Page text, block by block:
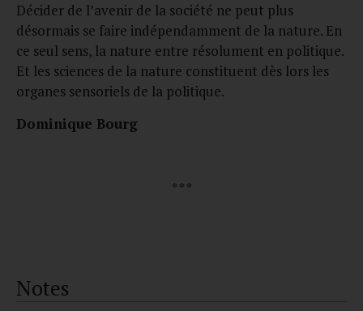
Décider de l’avenir de la société ne peut plus
désormais se faire indépendamment de la nature. En
ce seul sens, la nature entre résolument en politique.
Et les sciences de la nature constituent dès lors les
organes sensoriels de la politique.
Dominique Bourg
* * *
Notes